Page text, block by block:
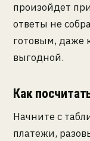
произойдет
ответы не
готовым, даже
выгодной.
Как
Начните с
платежи,